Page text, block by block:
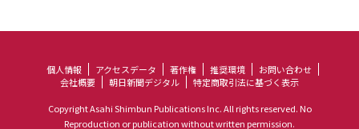
個人情報 アクセスデータ 著作権 推奨環境
お問い合わせ
会社概要
朝日新聞デジタル 特定商取引法に基づく表示
Copyright Asahi Shimbun Publications Inc. All rights reserved. No
Reproduction or publication without written permission.